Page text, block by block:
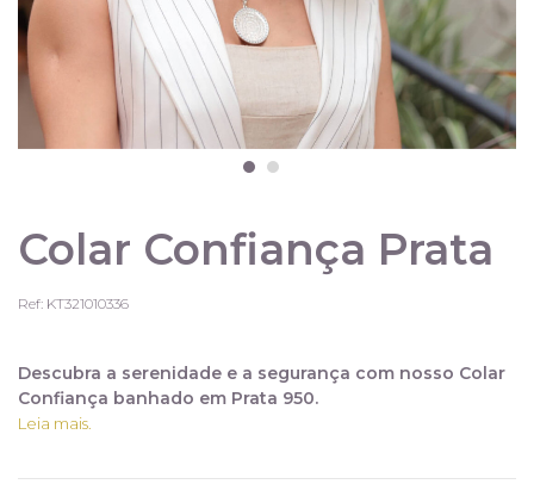
Colar Confiança Prata
Ref: KT321010336
Descubra a serenidade e a segurança com nosso Colar
Confiança banhado em Prata 950.
Leia mais.